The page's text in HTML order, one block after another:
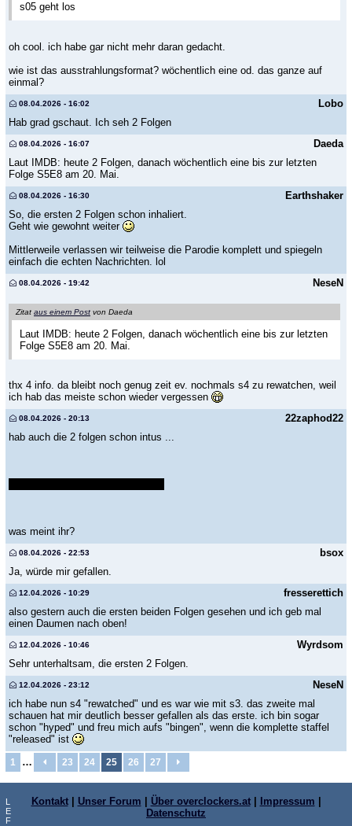
s05 geht los
oh cool. ich habe gar nicht mehr daran gedacht.
wie ist das ausstrahlungsformat? wöchentlich eine od. das ganze auf
einmal?
Lobo
08.04.2026 - 16:02
Hab grad gschaut. Ich seh 2 Folgen
Daeda
08.04.2026 - 16:07
Laut IMDB: heute 2 Folgen, danach wöchentlich eine bis zur letzten
Folge S5E8 am 20. Mai.
Earthshaker
08.04.2026 - 16:30
So, die ersten 2 Folgen schon inhaliert.
Geht wie gewohnt weiter
Mittlerweile verlassen wir teilweise die Parodie komplett und spiegeln
einfach die echten Nachrichten. lol
NeseN
08.04.2026 - 19:42
Zitat aus einem Post von Daeda
Laut IMDB: heute 2 Folgen, danach wöchentlich eine bis zur letzten
Folge S5E8 am 20. Mai.
thx 4 info. da bleibt noch genug zeit ev. nochmals s4 zu rewatchen, weil
ich hab das meiste schon wieder vergessen
22zaphod22
08.04.2026 - 20:13
hab auch die 2 folgen schon intus ...
was meint ihr?
bsox
08.04.2026 - 22:53
Ja, würde mir gefallen.
fresserettich
12.04.2026 - 10:29
also gestern auch die ersten beiden Folgen gesehen und ich geb mal
einen Daumen nach oben!
Wyrdsom
12.04.2026 - 10:46
Sehr unterhaltsam, die ersten 2 Folgen.
NeseN
12.04.2026 - 23:12
ich habe nun s4 "rewatched" und es war wie mit s3. das zweite mal
schauen hat mir deutlich besser gefallen als das erste. ich bin sogar
schon "hyped" und freu mich aufs "bingen", wenn die komplette staffel
"released" ist
1 … 23 24 25 26 27
L
E
F
Kontakt| Unser Forum Über overclockers.at| Impressum
Datenschutz